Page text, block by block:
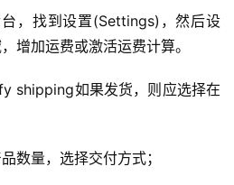
，找到设置(Settings)，然后设
增加运费或激活运费计算。
shipping如果发货，则应选择在
数量，选择交付方式；